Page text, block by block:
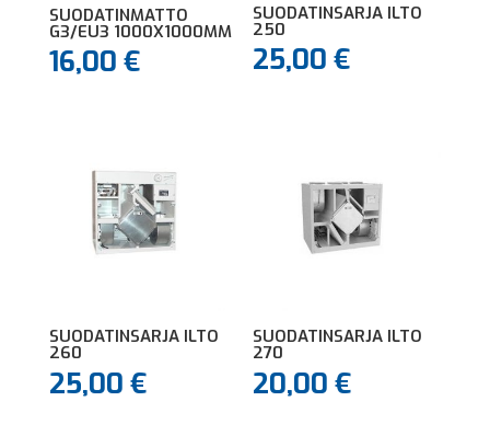
SUODATINMATTO
G3/EU3 1000X1000MM
16,00 €
SUODATINSARJA ILTO
250
25,00€
SUODATINSARJA ILTO
260
25,00 €
SUODATINSARJA ILTO
270
20,00€